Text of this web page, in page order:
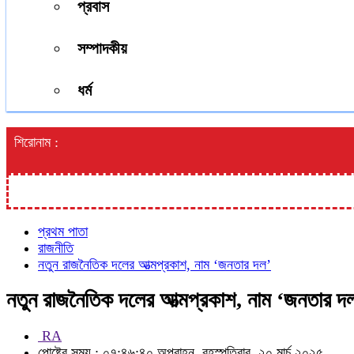
প্রবাস
সম্পাদকীয়
ধর্ম
শিরোনাম :
প্রথম পাতা
রাজনীতি
নতুন রাজনৈতিক দলের আত্মপ্রকাশ, নাম ‘জনতার দল’
নতুন রাজনৈতিক দলের আত্মপ্রকাশ, নাম ‘জনতার
RA